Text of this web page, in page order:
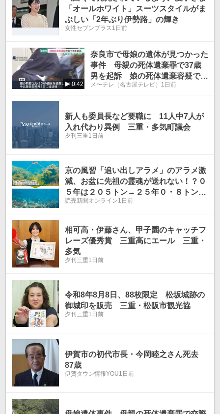
「オールホワイト」スーツスタイルがま
ぶしい「2年ぶり伊勢路」の輝き
女性セブンプラス 1日前
0:42
奈良市で母娘の遺体が見つかった
事件 母親の死体遺棄罪で37歳
男を起訴 娘の死体遺棄容疑でも
追送検
メ〜テレ（名古屋テレビ） 1日前
新人も委員長など要職に 11人中7人が
入れ代わり異例 三重・多気町議会
夕刊三重1日前
京の風習「追い出しアラメ」のアラメ激
減、お盆に先祖の霊魂が送れない！？０
５年は２０５トン→２５年０・８トン
に…磯焼け「壊滅状態のところも」
読売新聞オンライン1日前
相可高・伊藤さん、甲子園のキャッチフ
レーズ優秀賞 三重高にエール 三重・
多気
夕刊三重1日前
令和8年8月8日、88枚限定 松坂城跡の
御城印を販売 三重・松阪市観光協
夕刊三重1日前
伊賀市の初代市長・今岡睦之さん死去
87歳
伊賀タウン情報YOU1日前